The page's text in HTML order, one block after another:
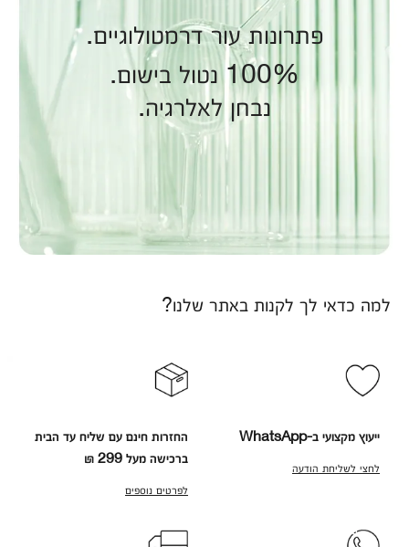
פתרונות עור דרמטולוגיים.
100% נטול בישום.
נבחן לאלרגיה.
למה כדאי לך לקנות באתר שלנו?
ייעוץ מקצועי ב-WhatsApp
לחצי לשליחת הודעה
החזרות חינם עם שליח עד הבית
ברכישה מעל 299 ₪
לפרטים נוספים